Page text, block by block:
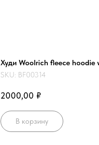
Худи Woolrich fleece
SKU: BF00314
2000,00 ₽
В корзину